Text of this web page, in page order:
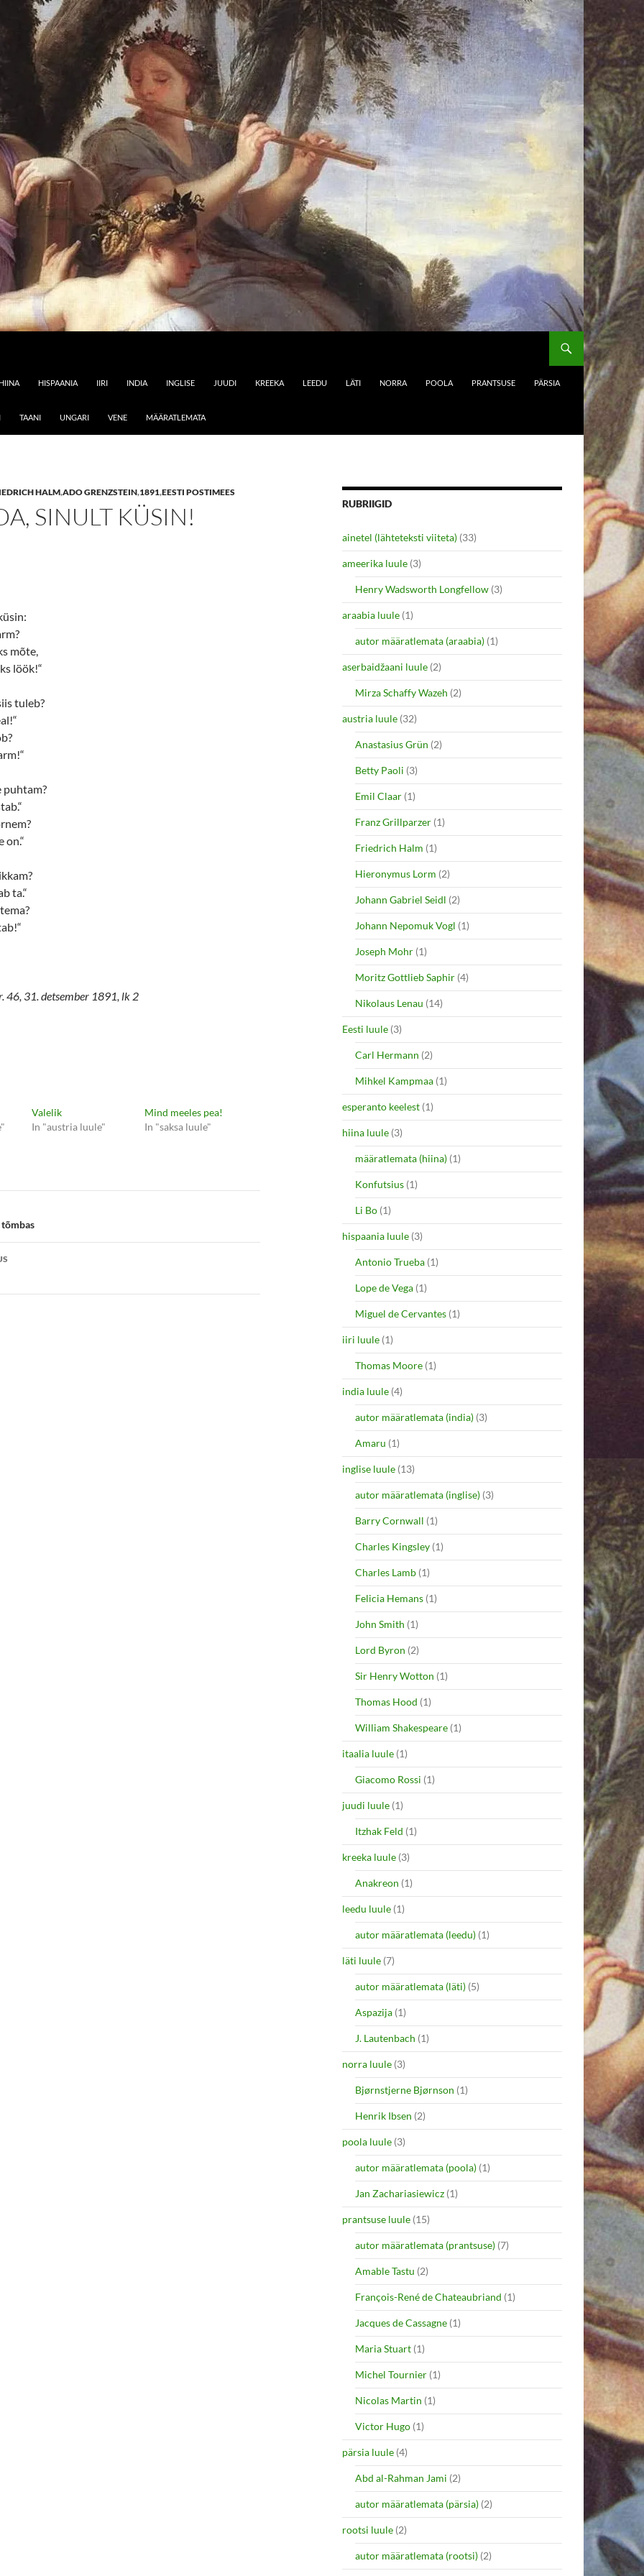
HIINA HISPAANIA IIRI INDIA INGLISE JUUDI KREEKA LEEDU LÄTI NORRA POOLA PRANTSUSE PÄRSIA
TAANI UNGARI VENE MÄÄRATLEMATA
HALM,ADO GRENZSTEIN,1891,EESTI POSTIMEES
SINULT KÜSIN!
mõte,
löök!“
tuleb?
puhtam?
on.“
ta.“
46, 31. detsember 1891, lk 2
Valelik
In "austria luule"
Mind meeles pea!
In "saksa luule"
RUBRIIGID
ainetel (lähteteksti viiteta) (33)
ameerika luule (3)
Henry Wadsworth Longfellow (3)
araabia luule (1)
autor määratlemata (araabia) (1)
aserbaidžaani luule (2)
Mirza Schaffy Wazeh (2)
austria luule (32)
Anastasius Grün (2)
Betty Paoli (3)
Emil Claar (1)
Franz Grillparzer (1)
Friedrich Halm (1)
Hieronymus Lorm (2)
Johann Gabriel Seidl (2)
Johann Nepomuk Vogl (1)
Joseph Mohr (1)
Moritz Gottlieb Saphir (4)
Nikolaus Lenau (14)
Eesti luule (3)
Carl Hermann (2)
Mihkel Kampmaa (1)
esperanto keelest (1)
hiina luule (3)
määratlemata (hiina) (1)
Konfutsius (1)
Li Bo (1)
hispaania luule (3)
Antonio Trueba (1)
Lope de Vega (1)
Miguel de Cervantes (1)
iiri luule (1)
Thomas Moore (1)
india luule (4)
autor määratlemata (india) (3)
Amaru (1)
inglise luule (13)
autor määratlemata (inglise) (3)
Barry Cornwall (1)
Charles Kingsley (1)
Charles Lamb (1)
Felicia Hemans (1)
John Smith (1)
Lord Byron (2)
Sir Henry Wotton (1)
Thomas Hood (1)
William Shakespeare (1)
itaalia luule (1)
Giacomo Rossi (1)
juudi luule (1)
Itzhak Feld (1)
kreeka luule (3)
Anakreon (1)
leedu luule (1)
autor määratlemata (leedu) (1)
läti luule (7)
autor määratlemata (läti) (5)
Aspazija (1)
J. Lautenbach (1)
norra luule (3)
Bjørnstjerne Bjørnson (1)
Henrik Ibsen (2)
poola luule (3)
autor määratlemata (poola) (1)
Jan Zachariasiewicz (1)
prantsuse luule (15)
autor määratlemata (prantsuse) (7)
Amable Tastu (2)
François-René de Chateaubriand (1)
Jacques de Cassagne (1)
Maria Stuart (1)
Michel Tournier (1)
Nicolas Martin (1)
Victor Hugo (1)
pärsia luule (4)
Abd al-Rahman Jami (2)
autor määratlemata (pärsia) (2)
rootsi luule (2)
autor määratlemata (rootsi) (2)